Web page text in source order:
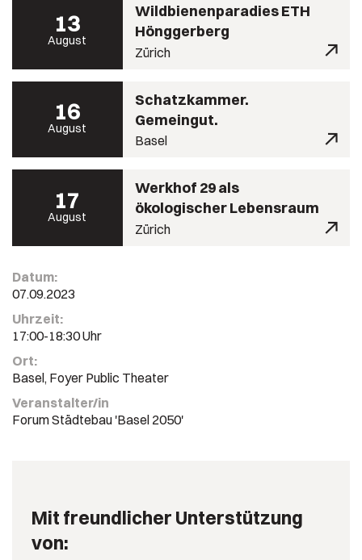
13
August
Wildbienenparadies ETH
Hönggerberg
Zürich
16
August
Schatzkammer.
Gemeingut.
Basel
17
August
Werkhof 29 als
ökologischer Lebensraum
Zürich
Datum:
07.09.2023
Uhrzeit:
17:00-18:30 Uhr
Ort:
Basel, Foyer Public Theater
Veranstalter/in
Forum Städtebau 'Basel 2050'
Mit freundlicher Unterstützung
von: